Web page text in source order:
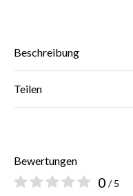
Beschreibung
Teilen
Bewertungen
0 / 5